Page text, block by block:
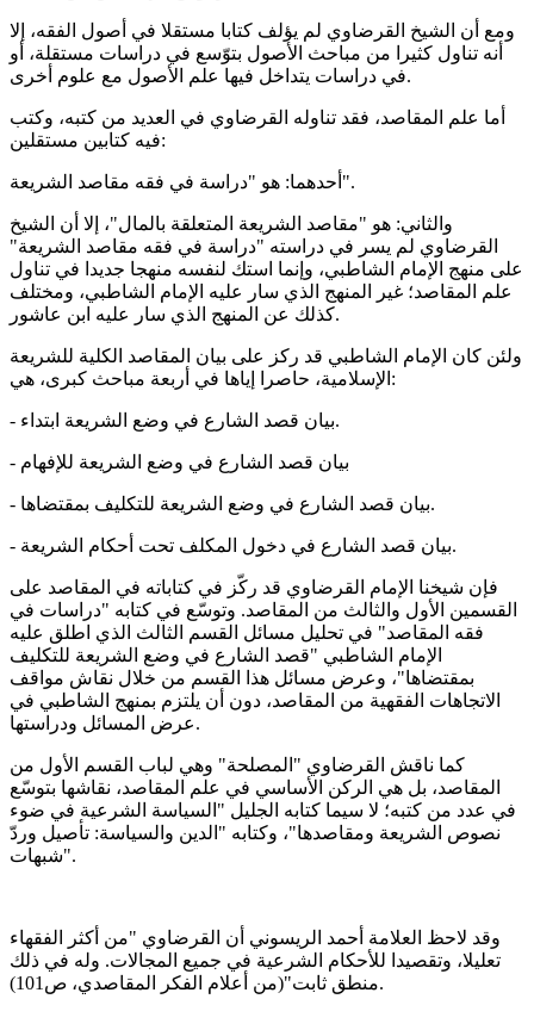
ومع أن الشيخ القرضاوي لم يؤلف كتابا مستقلا في أصول الفقه، إلا
أنه تناول كثيرا من مباحث الأصول بتوّسع في دراسات مستقلة، أو
في دراسات يتداخل فيها علم الأصول مع علوم أخرى.
أما علم المقاصد، فقد تناوله القرضاوي في العديد من كتبه، وكتب
فيه كتابين مستقلين:
أحدهما: هو "دراسة في فقه مقاصد الشريعة".
والثاني: هو "مقاصد الشريعة المتعلقة بالمال"، إلا أن الشيخ
القرضاوي لم يسر في دراسته "دراسة في فقه مقاصد الشريعة"
على منهج الإمام الشاطبي، وإنما استك لنفسه منهجا جديدا في تناول
علم المقاصد؛ غير المنهج الذي سار عليه الإمام الشاطبي، ومختلف
كذلك عن المنهج الذي سار عليه ابن عاشور.
ولئن كان الإمام الشاطبي قد ركز على بيان المقاصد الكلية للشريعة
الإسلامية، حاصرا إياها في أربعة مباحث كبرى، هي:
- بيان قصد الشارع في وضع الشريعة ابتداء.
- بيان قصد الشارع في وضع الشريعة للإفهام
- بيان قصد الشارع في وضع الشريعة للتكليف بمقتضاها.
- بيان قصد الشارع في دخول المكلف تحت أحكام الشريعة.
فإن شيخنا الإمام القرضاوي قد ركّز في كتاباته في المقاصد على
القسمين الأول والثالث من المقاصد. وتوسّع في كتابه "دراسات في
فقه المقاصد" في تحليل مسائل القسم الثالث الذي اطلق عليه
الإمام الشاطبي "قصد الشارع في وضع الشريعة للتكليف
بمقتضاها"، وعرض مسائل هذا القسم من خلال نقاش مواقف
الاتجاهات الفقهية من المقاصد، دون أن يلتزم بمنهج الشاطبي في
عرض المسائل ودراستها.
كما ناقش القرضاوي "المصلحة" وهي لباب القسم الأول من
المقاصد، بل هي الركن الأساسي في علم المقاصد، نقاشها بتوسّع
في عدد من كتبه؛ لا سيما كتابه الجليل "السياسة الشرعية في ضوء
نصوص الشريعة ومقاصدها"، وكتابه "الدين والسياسة: تأصيل وردّ
شبهات".
وقد لاحظ العلامة أحمد الريسوني أن القرضاوي "من أكثر الفقهاء
تعليلا، وتقصيدا للأحكام الشرعية في جميع المجالات. وله في ذلك
منطق ثابت"(من أعلام الفكر المقاصدي، ص101).